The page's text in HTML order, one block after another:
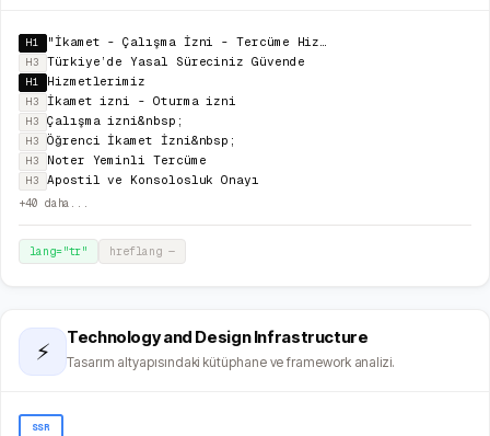
H1 "İkamet - Çalışma İzni - Tercüme Hizmetlerinde lider Firma."
H3 Türkiye’de Yasal Süreciniz Güvende
H1 Hizmetlerimiz
H3 İkamet izni - Oturma izni
H3 Çalışma izni&nbsp;
H3 Öğrenci İkamet İzni&nbsp;
H3 Noter Yeminli Tercüme
H3 Apostil ve Konsolosluk Onayı
+40 daha...
lang="tr" hreflang —
⚡
Technology and Design Infrastructure
Tasarım altyapısındaki kütüphane ve framework analizi.
SSR